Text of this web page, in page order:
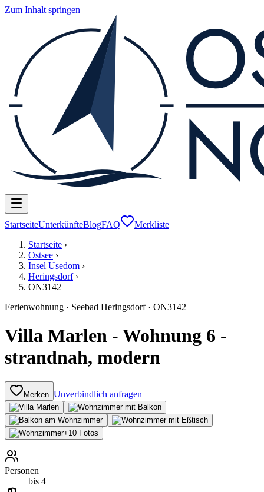
Zum Inhalt springen
StartseiteUnterkünfteBlogFAQ
Merkliste
Startseite ›
Ostsee ›
Insel Usedom ›
Heringsdorf›
ON3142
Ferienwohnung · Seebad Heringsdorf· ON3142
Villa Marlen - Wohnung 6 -
strandnah, modern
Merken Unverbindlich anfragen
+10 Fotos
Personen
bis 4